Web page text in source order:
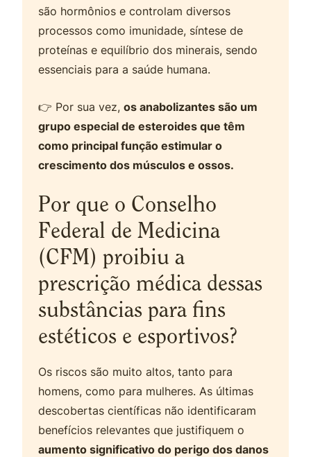
são hormônios e controlam diversos
processos como imunidade, síntese de
proteínas e equilíbrio dos minerais, sendo
essenciais para a saúde humana.
👉 Por sua vez,os anabolizantes são um
grupo especial de esteroides que têm
como principal função estimular o
crescimento dos músculos e ossos.
Por que o Conselho
Federal de Medicina
(CFM) proibiu a
prescrição médica dessas
substâncias para fins
estéticos e esportivos?
Os riscos são muito altos, tanto para
homens, como para mulheres. As últimas
descobertas científicas não identificaram
benefícios relevantes que justifiquem o
aumento significativo do perigo dos danos